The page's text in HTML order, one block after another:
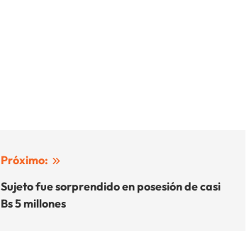
Próximo:
Sujeto fue sorprendido en posesión de casi
Bs 5 millones